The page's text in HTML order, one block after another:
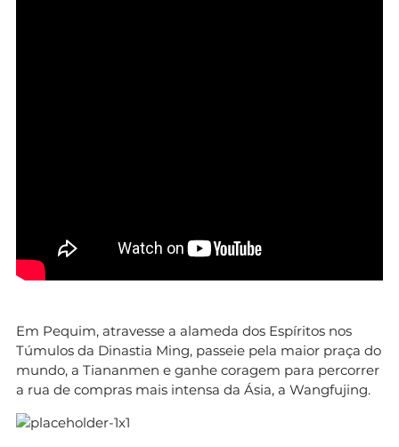
Em Pequim, atravesse a alameda dos Espíritos nos
Túmulos da Dinastia Ming, passeie pela maior praça do
mundo, a Tiananmen e ganhe coragem para percorrer
a rua de compras mais intensa da Ásia, a Wangfujing.